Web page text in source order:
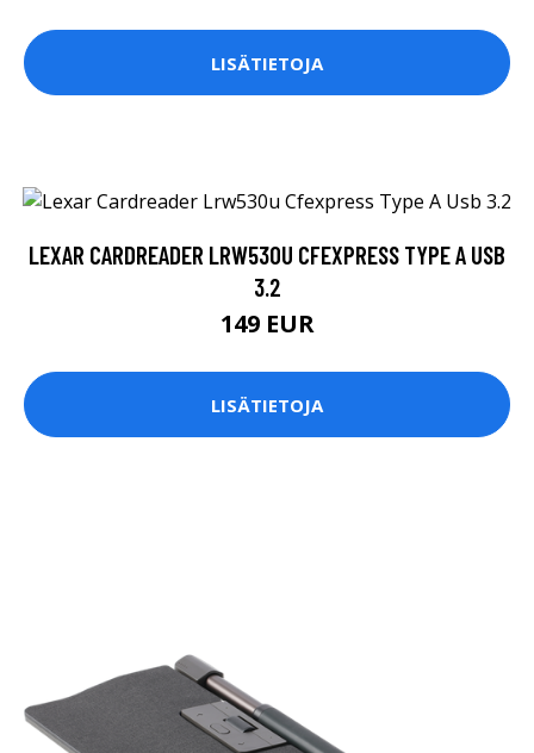
LISÄTIETOJA
LEXAR CARDREADER LRW530U CFEXPRESS TYPE A USB
3.2
149 EUR
LISÄTIETOJA